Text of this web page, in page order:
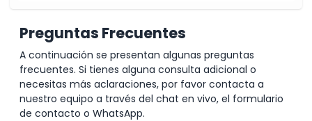
Preguntas Frecuentes
A continuación se presentan algunas preguntas
frecuentes. Si tienes alguna consulta adicional o
necesitas más aclaraciones, por favor contacta a
nuestro equipo a través del chat en vivo, el formulario
de contacto o WhatsApp.